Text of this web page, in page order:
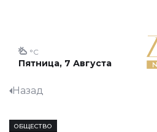
Пятница, 7 Августа
°C
Назад
ОБЩЕСТВО